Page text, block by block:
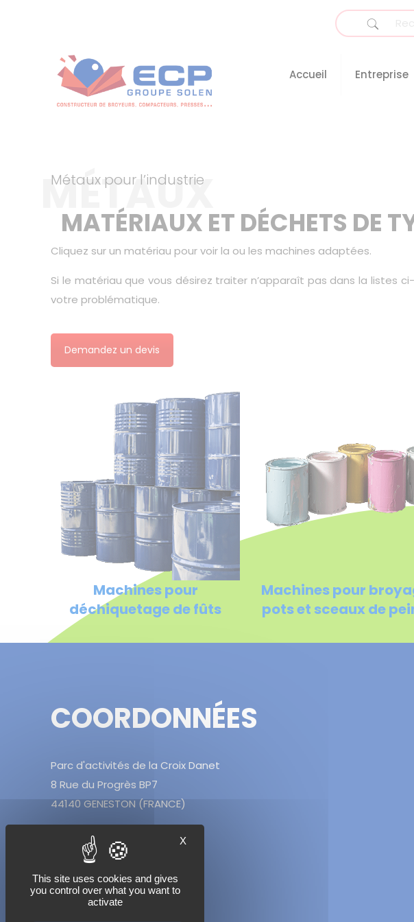
Accueil Entreprise
MÉTAUX
Métaux pour l’industrie
MATÉRIAUX ET DÉCHETS DE
Cliquez sur un matériau pour voir la ou les machines adaptées.
Si le matériau que vous désirez traiter n’apparaît pas dans la listes
votre problématique.
Demandez un devis
Machines pour
déchiquetage de fûts
Machines pour
pots et sceaux de
COORDONNÉES
Parc d'activités de la Croix Danet
8 Rue du Progrès BP7
44140 GENESTON (FRANCE)
Tél. +33 2 40 26 79 98
contact@ecp-group.com
X
This site uses cookies and gives
you control over what you want to
activate